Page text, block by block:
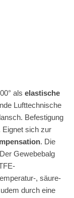
als elastische
Lufttechnische
Befestigung
Eignet sich zur
. Die
Gewebebalg
, säure-
durch eine